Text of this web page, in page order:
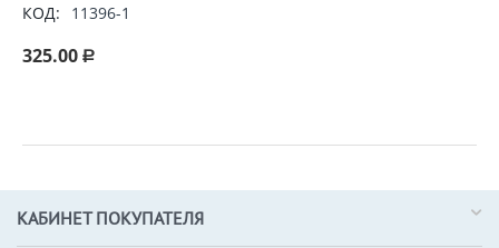
КОД:
11396-1
325.00 Р
КАБИНЕТ ПОКУПАТЕЛЯ